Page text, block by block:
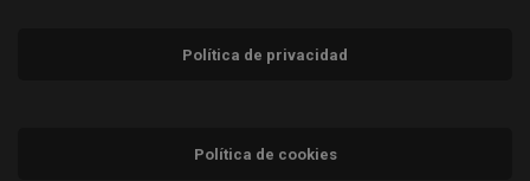
Política de privacidad
Política de cookies